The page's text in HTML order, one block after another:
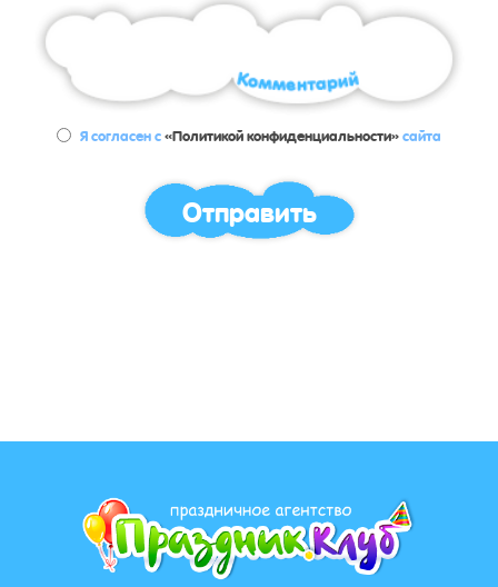
Я согласен с«Политикой конфиденциальности»сайта
Отправить